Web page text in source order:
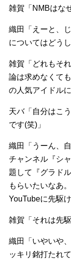
雑賀「NMBはな
織田「えーと、
についてはどうし
雑賀「どれもそ
論は求めなくて
の人気アイドル
天バ「自分はこ
です(笑)」
織田「うーん、
チャンネル『シ
題して『グラド
もらいたいなあ
YouTubeに先駆け
雑賀「それは先
織田「いやいや
ッキリ銘打たれ